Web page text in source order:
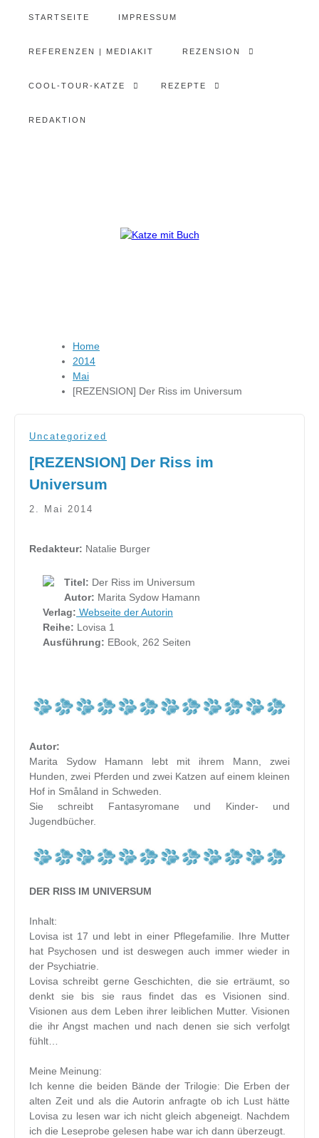
STARTSEITE IMPRESSUM
REFERENZEN | MEDIAKIT REZENSION
COOL-TOUR-KATZE REZEPTE
REDAKTION
Home
2014
Mai
[REZENSION] Der Riss im Universum
Uncategorized
[REZENSION] Der Riss im
Universum
2. Mai 2014
Redakteur: Natalie Burger
Titel: Der Riss im Universum
Autor: Marita Sydow Hamann
Verlag: Webseite der Autorin
Reihe: Lovisa 1
Ausführung: EBook, 262 Seiten
Autor:
Marita Sydow Hamann lebt mit ihrem Mann, zwei
Hunden, zwei Pferden und zwei Katzen auf einem kleinen
Hof in Småland in Schweden.
Sie schreibt Fantasyromane und Kinder- und
Jugendbücher.
DER RISS IM UNIVERSUM
Inhalt:
Lovisa ist 17 und lebt in einer Pflegefamilie. Ihre Mutter
hat Psychosen und ist deswegen auch immer wieder in
der Psychiatrie.
Lovisa schreibt gerne Geschichten, die sie erträumt, so
denkt sie bis sie raus findet das es Visionen sind.
Visionen aus dem Leben ihrer leiblichen Mutter. Visionen
die ihr Angst machen und nach denen sie sich verfolgt
fühlt…
Meine Meinung:
Ich kenne die beiden Bände der Trilogie: Die Erben der
alten Zeit und als die Autorin anfragte ob ich Lust hätte
Lovisa zu lesen war ich nicht gleich abgeneigt. Nachdem
ich die Leseprobe gelesen habe war ich dann überzeugt.